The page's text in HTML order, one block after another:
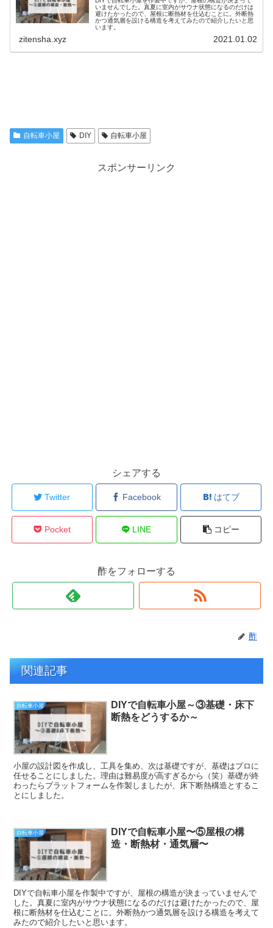
いませんでした。真夏に室内がサウナ状態になるのだけは
避けたかったので、屋根に断熱材を仕込むことに。外断熱
かつ通気層を設ける構造を考えてみたので紹介したいと思
います。
zitensha.xyz 2021.01.02
自転車小屋 DIY 自転車小屋
スポンサーリンク
シェアする
Twitter Facebook はてブ
Pocket LINE コピー
酢をフォローする
酢
関連記事
自転車小屋
DIYで自転車小屋～③基礎・床下
断熱をどうするか～
小屋の設計図を作成し、工具を集め、次は基礎ですが、基礎はプロに
任せることにしました。理由は難易度が高すぎるから（笑）基礎が終
わったらプラットフォームを作製しましたが、床下断熱構造とするこ
とにしました。
自転車小屋
DIYで自転車小屋〜⑤屋根の構
造・断熱材・通気層〜
DIYで自転車小屋を作製中ですが、屋根の構造が決まっていませんで
した。真夏に室内がサウナ状態になるのだけは避けたかったので、屋
根に断熱材を仕込むことに。外断熱かつ通気層を設ける構造を考えて
みたので紹介したいと思います。